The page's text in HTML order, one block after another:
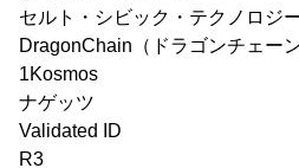
セルト・シビック・テクノロジ
DragonChain（ドラゴンチェー
1Kosmos
ナゲッツ
Validated ID
R3